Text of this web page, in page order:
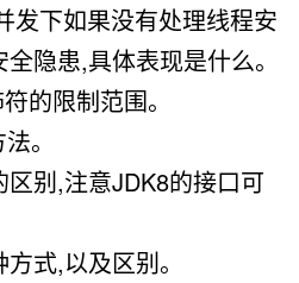
发下如果没有处理线程安
隐患,具体表现是什么。
的限制范围。
。
别,注意JDK8的接口可
式,以及区别。